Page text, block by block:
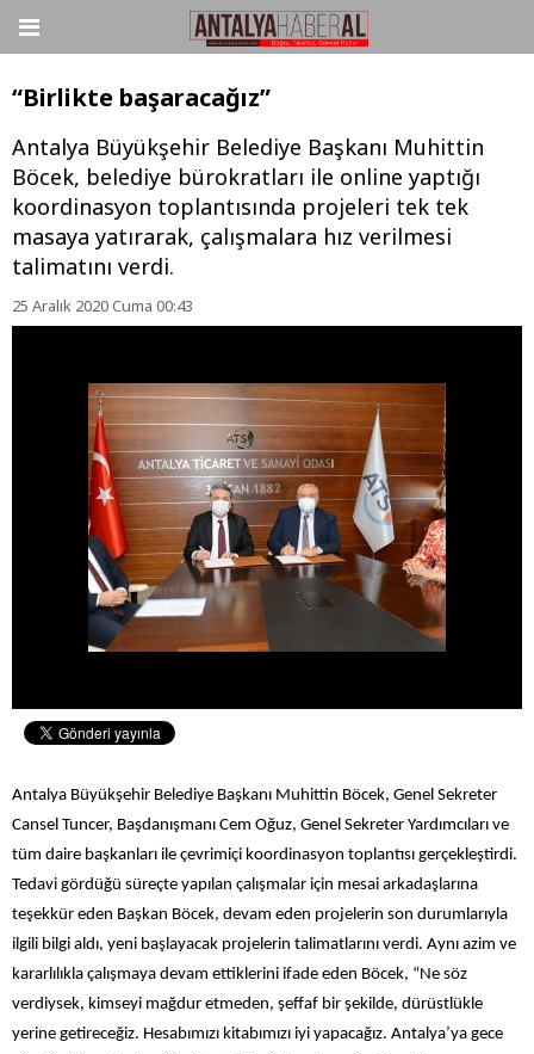
“Birlikte başaracağız”
Antalya Büyükşehir Belediye Başkanı Muhittin
Böcek, belediye bürokratları ile online yaptığı
koordinasyon toplantısında projeleri tek tek
masaya yatırarak, çalışmalara hız verilmesi
talimatını verdi.
25 Aralık 2020 Cuma 00:43
Antalya Büyükşehir Belediye Başkanı Muhittin Böcek, Genel Sekreter
Cansel Tuncer, Başdanışmanı Cem Oğuz, Genel Sekreter Yardımcıları ve
tüm daire başkanları ile çevrimiçi koordinasyon toplantısı gerçekleştirdi.
Tedavi gördüğü süreçte yapılan çalışmalar için mesai arkadaşlarına
teşekkür eden Başkan Böcek, devam eden projelerin son durumlarıyla
ilgili bilgi aldı, yeni başlayacak projelerin talimatlarını verdi. Aynı azim ve
kararlılıkla çalışmaya devam ettiklerini ifade eden Böcek, “Ne söz
verdiysek, kimseyi mağdur etmeden, şeffaf bir şekilde, dürüstlükle
yerine getireceğiz. Hesabımızı kitabımızı iyi yapacağız. Antalya’ya gece